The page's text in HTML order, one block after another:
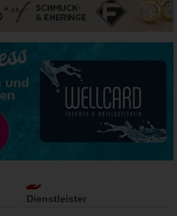
Dienstleister